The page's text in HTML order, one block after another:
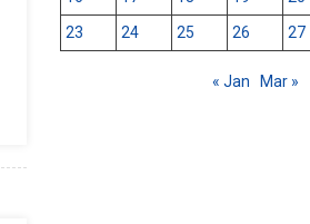
23
24 25 26 27
« Jan Mar »